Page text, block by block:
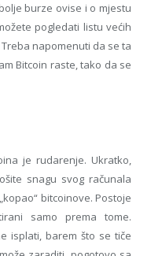
burze ovise i o mjestu
pogledati listu većih
napomenuti da se ta
Bitcoin raste, tako da se
je rudarenje. Ukratko,
snagu svog računala
bitcoinove. Postoje
samo prema tome.
isplati, barem što se tiče